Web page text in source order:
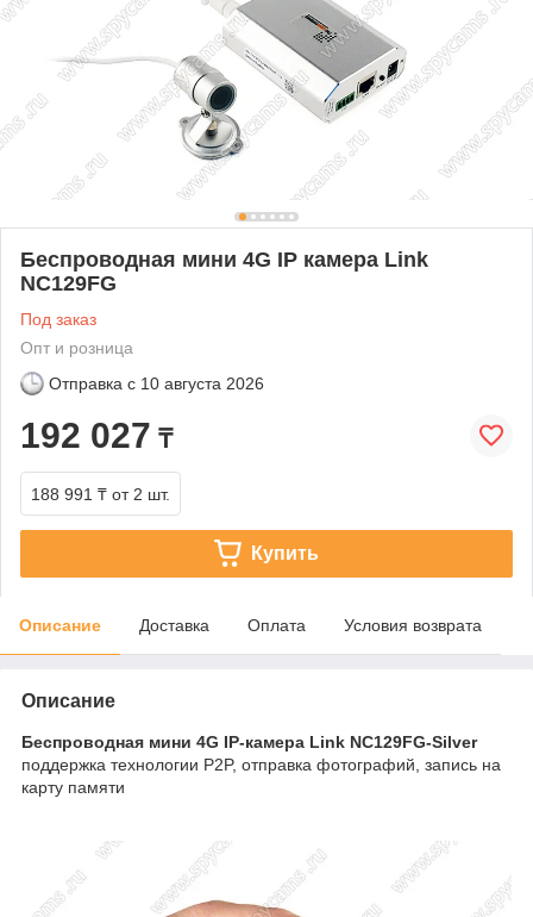
Беспроводная мини 4G IP камера Link
NC129FG
Под заказ
Опт и розница
Отправка с 10 августа 2026
192 027 ₸
188 991 ₸ от 2 шт.
Купить
Описание Доставка Оплата Условия возврата
Описание
Беспроводная мини 4G IP-камера Link NC129FG-Silver
поддержка технологии P2P, отправка фотографий, запись на
карту памяти